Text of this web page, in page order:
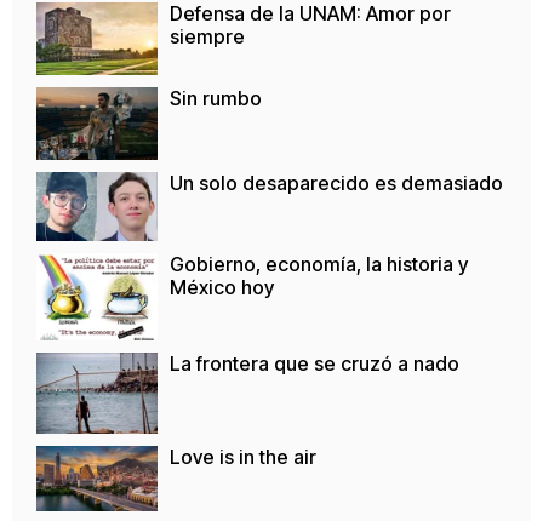
Defensa de la UNAM: Amor por
siempre
Sin rumbo
Un solo desaparecido es demasiado
Gobierno, economía, la historia y
México hoy
La frontera que se cruzó a nado
Love is in the air